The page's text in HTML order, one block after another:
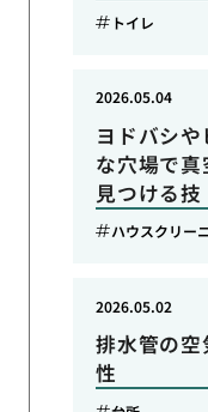
トイレ
ヨドバシ
な穴場で
見つける技
2026.05.04
ハウスクリー
排水管の
性
2026.05.02